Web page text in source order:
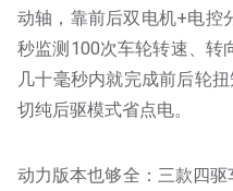
动轴，靠前后双电机+电控
秒监测100次车轮转速、转
几十毫秒内就完成前后轮
切纯后驱模式省点电。
动力版本也够全：三款四